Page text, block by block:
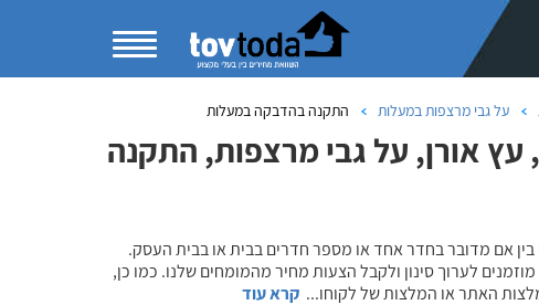
על גבי מרצפות במעלות התקנה בהדבקה במעלות
אורן, על גבי מרצפות, התקנה
אם מדובר בחדר אחד או מספר חדרים בבית או בבית העסק.
לערוך סינון ולקבל הצעות מחיר מהמומחים שלנו. כמו כן,
האתר או המלצות של לקוחו... קרא עוד